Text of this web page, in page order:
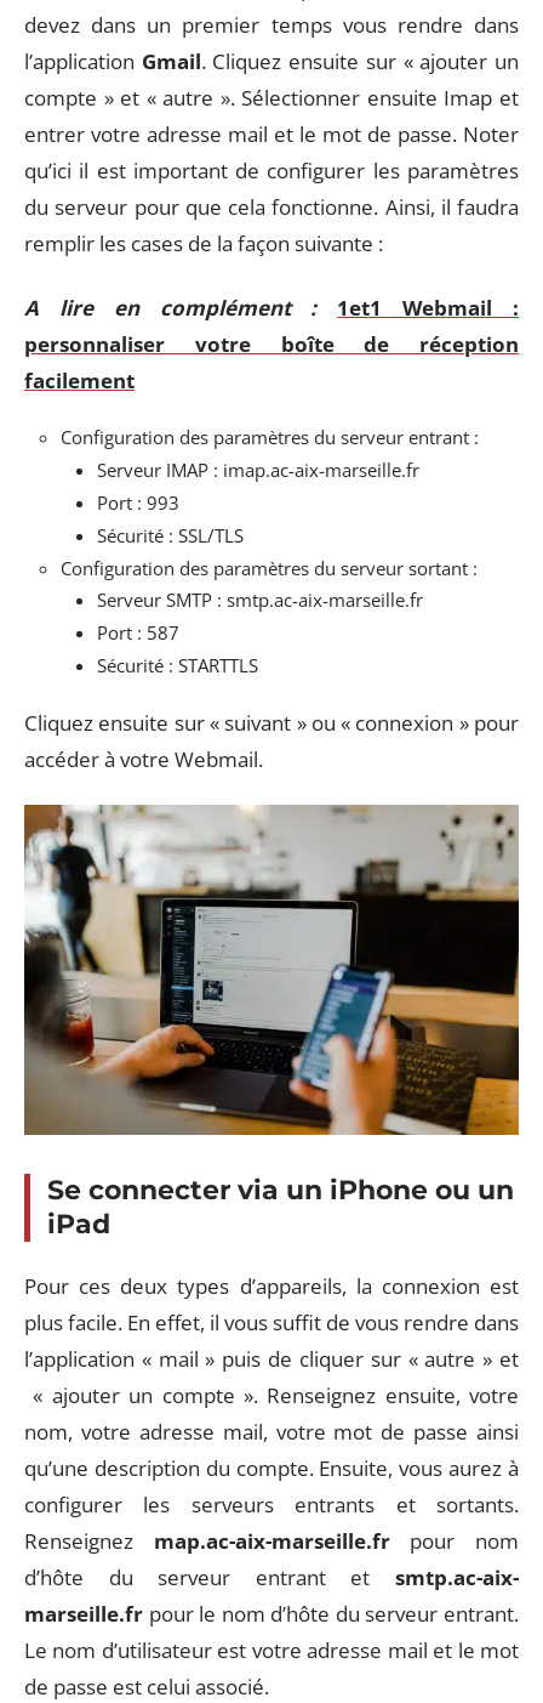
devez dans un premier temps vous rendre dans
l’application Gmail. Cliquez ensuite sur « ajouter un
compte » et « autre ». Sélectionner ensuite Imap et
entrer votre adresse mail et le mot de passe. Noter
qu’ici il est important de configurer les paramètres
du serveur pour que cela fonctionne. Ainsi, il faudra
remplir les cases de la façon suivante :
A lire en complément :
1et1 Webmail :
personnaliser votre boîte de réception
facilement
Configuration des paramètres du serveur entrant :
Serveur IMAP : imap.ac-aix-marseille.fr
Port : 993
Sécurité : SSL/TLS
Configuration des paramètres du serveur sortant :
Serveur SMTP : smtp.ac-aix-marseille.fr
Port : 587
Sécurité : STARTTLS
Cliquez ensuite sur « suivant » ou « connexion » pour
accéder à votre Webmail.
Se connecter via un iPhone ou un
iPad
Pour ces deux types d’appareils, la connexion est
plus facile. En effet, il vous suffit de vous rendre dans
l’application « mail » puis de cliquer sur « autre » et
« ajouter un compte ». Renseignez ensuite, votre
nom, votre adresse mail, votre mot de passe ainsi
qu’une description du compte. Ensuite, vous aurez à
configurer les serveurs entrants et sortants.
Renseignez map.ac-aix-marseille.fr pour nom
d’hôte du serveur entrant et smtp.ac-aix-
marseille.fr pour le nom d’hôte du serveur entrant.
Le nom d’utilisateur est votre adresse mail et le mot
de passe est celui associé.